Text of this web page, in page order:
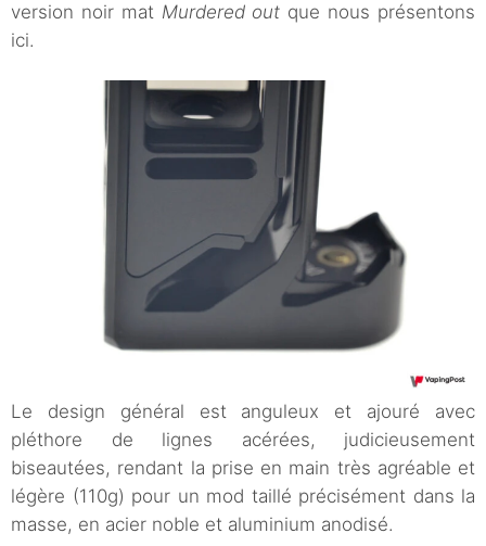
version noir mat Murdered out que nous présentons
ici.
Le design général est anguleux et ajouré avec
pléthore de lignes acérées, judicieusement
biseautées, rendant la prise en main très agréable et
légère (110g) pour un mod taillé précisément dans la
masse, en acier noble et aluminium anodisé.